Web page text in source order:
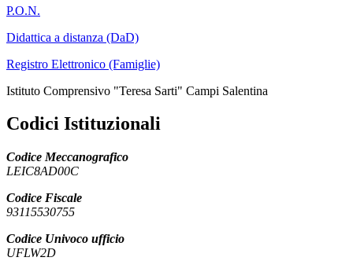
P.O.N.
Didattica a distanza (DaD)
Registro Elettronico (Famiglie)
Istituto Comprensivo "Teresa Sarti" Campi Salentina
Codici Istituzionali
Codice Meccanografico
LEIC8AD00C
Codice Fiscale
93115530755
Codice Univoco ufficio
UFLW2D